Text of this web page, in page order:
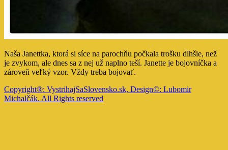
Naša Janettka, ktorá si síce na parochňu počkala trošku dlhšie, než
je zvykom, ale dnes sa z nej už naplno teší. Janette je bojovníčka a
zároveň veľký vzor. Vždy treba bojovať.
Copyright®: VystrihajSaSlovensko.sk, Design©: Lubomir
Michalčák. All Rights reserved